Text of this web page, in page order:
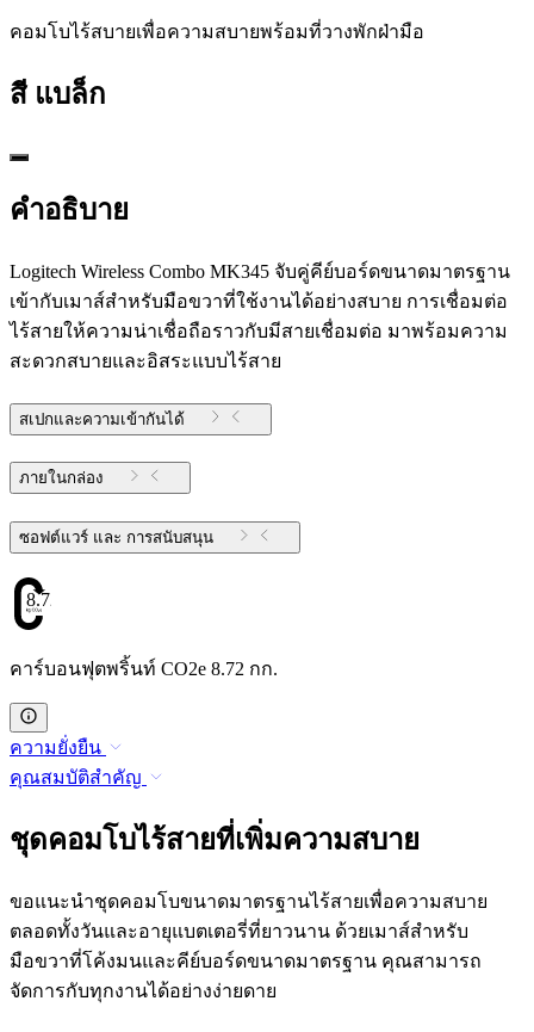
คอมโบไร้สบายเพื่อความสบายพร้อมที่วางพักฝ่ามือ
สี แบล็ก
คำอธิบาย
Logitech Wireless Combo MK345 จับคู่คีย์บอร์ดขนาดมาตรฐาน
เข้ากับเมาส์สำหรับมือขวาที่ใช้งานได้อย่างสบาย การเชื่อมต่อ
ไร้สายให้ความน่าเชื่อถือราวกับมีสายเชื่อมต่อ มาพร้อมความ
สะดวกสบายและอิสระแบบไร้สาย
สเปกและความเข้ากันได้
ภายในกล่อง
ซอฟต์แวร์ และ การสนับสนุน
8.72
คาร์บอนฟุตพริ้นท์ CO2e 8.72 กก.
ความยั่งยืน
คุณสมบัติสำคัญ
ชุดคอมโบไร้สายที่เพิ่มความสบาย
ขอแนะนำชุดคอมโบขนาดมาตรฐานไร้สายเพื่อความสบาย
ตลอดทั้งวันและอายุแบตเตอรี่ที่ยาวนาน ด้วยเมาส์สำหรับ
มือขวาที่โค้งมนและคีย์บอร์ดขนาดมาตรฐาน คุณสามารถ
จัดการกับทุกงานได้อย่างง่ายดาย